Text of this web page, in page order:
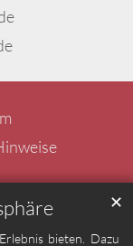
bieten. Dazu
✕